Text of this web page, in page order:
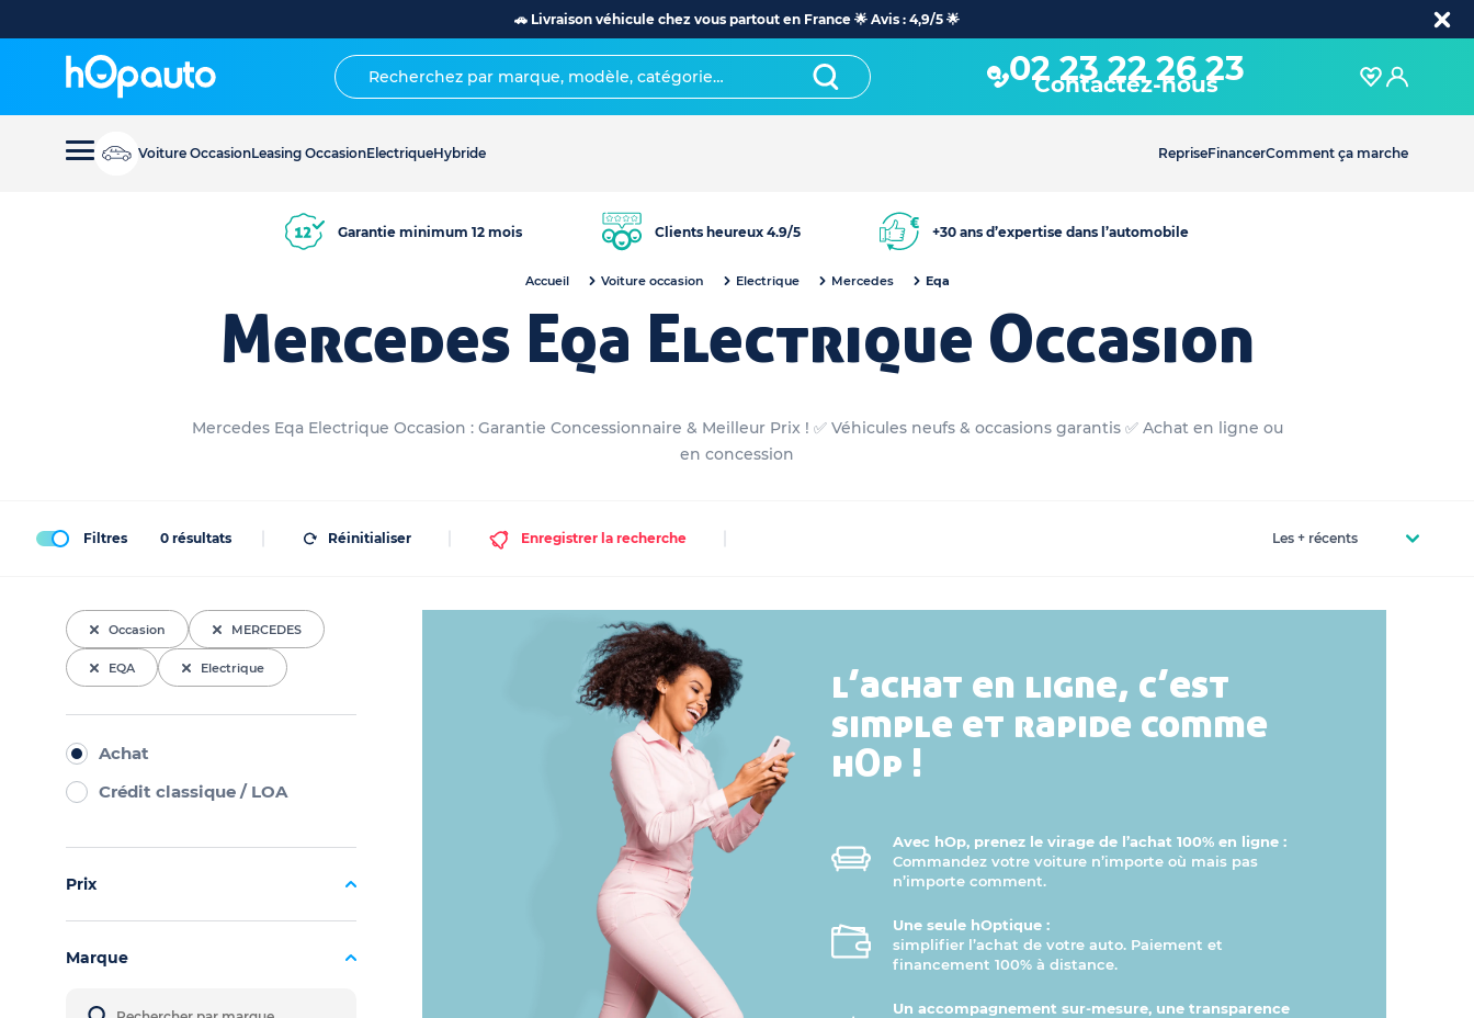
🚗 Livraison véhicule chez vous partout en France 🌟 Avis : 4,9/5 🌟
02 23 22 26 23
Contactez-nous
Voiture OccasionLeasing OccasionElectriqueHybride RepriseFinancerComment ça marche
Garantie minimum 12 mois Clients heureux 4.9/5 +30 ans d’expertise dans l’automobile
Accueil Voiture occasion Electrique Mercedes Eqa
Mercedes Eqa Electrique Occasion
Mercedes Eqa Electrique Occasion : Garantie Concessionnaire & Meilleur Prix ! ✅ Véhicules neufs & occasions garantis ✅ Achat en ligne ou
en concession
Filtres 0 résultats Réinitialiser Enregistrer la recherche
Occasion MERCEDES
EQA Electrique
Achat
Crédit classique / LOA
Prix
Marque
l’achat en ligne, c’est
simple et rapide comme
hOp !
Avec hOp, prenez le virage de l’achat 100% en ligne :
Commandez votre voiture n’importe où mais pas
n’importe comment.
Une seule hOptique :
simplifier l’achat de votre auto. Paiement et
financement 100% à distance.
Un accompagnement sur-mesure, une transparence